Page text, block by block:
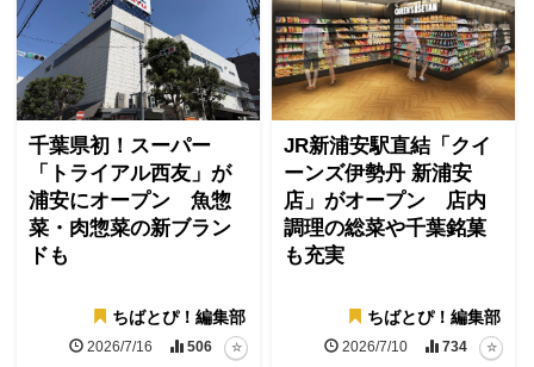
千葉県初！スーパー
「トライアル西友」が
浦安にオープン 魚惣
菜・肉惣菜の新ブラン
ドも
ちばとぴ！編集部
2026/7/16 506
JR新浦安駅直結「クイ
ーンズ伊勢丹 新浦安
店」がオープン 店内
調理の総菜や千葉銘菓
も充実
ちばとぴ！編集部
2026/7/10 734